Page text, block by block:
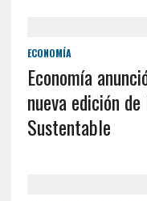
ECONOMÍA
Economía
nueva edición
Sustentable